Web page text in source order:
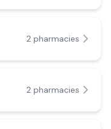
2 pharmacies
2 pharmacies